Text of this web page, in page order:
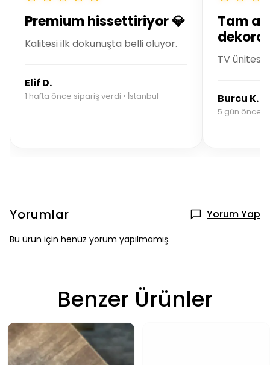
Premium hissettiriyor 💎
Kalitesi ilk dokunuşta belli oluyor.
Elif D.
1 hafta önce sipariş verdi • İstanbul
Tam
TV
Burcu K.
5 gün önce
Yorumlar Yorum Yap
Bu ürün için henüz yorum yapılmamış.
Benzer Ürünler